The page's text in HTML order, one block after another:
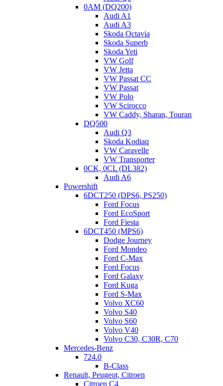
0AM (DQ200)
Audi A1
Audi A3
Skoda Octavia
Skoda Superb
Skoda Yeti
VW Golf
VW Jetta
VW Passat CC
VW Passat
VW Polo
VW Scirocco
VW Caddy, Sharan, Touran
DQ500
Audi Q3
Skoda Kodiaq
VW Caravelle
VW Transporter
0CK, 0CL (DL382)
Audi A6
Powershift
6DCT250 (DPS6, PS250)
Ford Focus
Ford EcoSport
Ford Fiesta
6DCT450 (MPS6)
Dodge Journey
Ford Mondeo
Ford C-Max
Ford Focus
Ford Galaxy
Ford Kuga
Ford S-Max
Volvo XC60
Volvo S40
Volvo S60
Volvo V40
Volvo C30, C30R, C70
Mercedes-Benz
724.0
B-Class
Renault, Peugeot, Citroen
Citroen C4